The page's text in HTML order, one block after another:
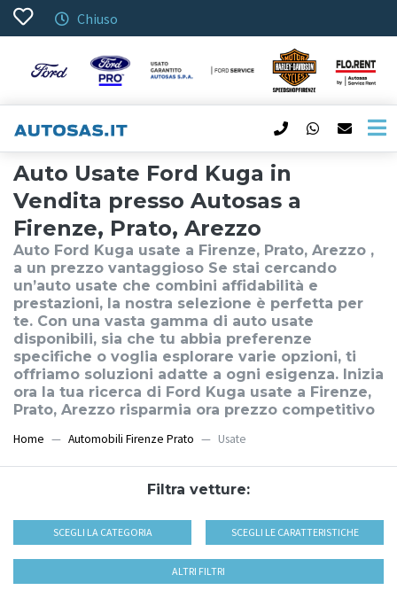
Chiuso
Auto Usate Ford Kuga in
Vendita presso Autosas a
Firenze, Prato, Arezzo
Auto Ford Kuga usate a Firenze, Prato, Arezzo ,
a un prezzo vantaggioso Se stai cercando
un’auto usate che combini affidabilità e
prestazioni, la nostra selezione è perfetta per
te. Con una vasta gamma di auto usate
disponibili, sia che tu abbia preferenze
specifiche o voglia esplorare varie opzioni, ti
offriamo soluzioni adatte a ogni esigenza. Inizia
ora la tua ricerca di Ford Kuga usate a Firenze,
Prato, Arezzo risparmia ora prezzo competitivo
Home Automobili Firenze Prato Usate
Filtra vetture:
SCEGLI LA CATEGORIA SCEGLI LE CARATTERISTICHE
ALTRI FILTRI